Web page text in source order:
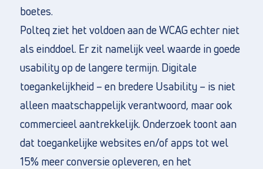
boetes.
Polteq ziet het voldoen aan de WCAG echter niet
als einddoel. Er zit namelijk veel waarde in goede
usability op de langere termijn. Digitale
toegankelijkheid – en bredere Usability – is niet
alleen maatschappelijk verantwoord, maar ook
commercieel aantrekkelijk. Onderzoek toont aan
dat toegankelijke websites en/of apps tot wel
15% meer conversie opleveren, en het